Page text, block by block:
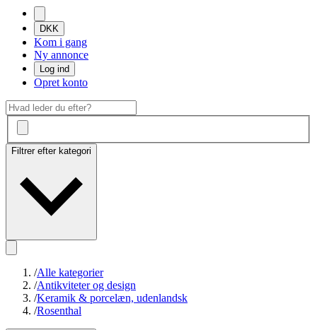
DKK
Kom i gang
Ny annonce
Log ind
Opret konto
Filtrer efter kategori
/Alle kategorier
/Antikviteter og design
/Keramik & porcelæn, udenlandsk
/Rosenthal